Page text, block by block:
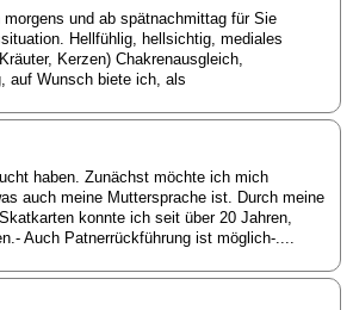
und ab spätnachmittag für Sie
Hellfühlig, hellsichtig, mediales
Kerzen) Chakrenausgleich,
auf Wunsch biete ich, als
haben. Zunächst möchte ich mich
auch meine Muttersprache ist. Durch meine
konnte ich seit über 20 Jahren,
Auch Patnerrückführung ist möglich-....